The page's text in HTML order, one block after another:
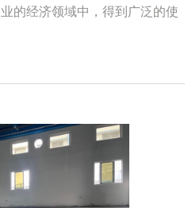
的经济领域中，得到广泛的使